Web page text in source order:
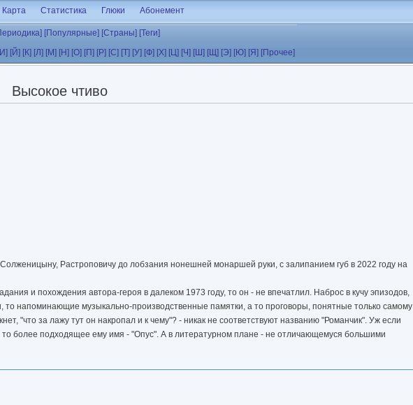
Карта Статистика Глюки Абонемент
[Популярные] [Страны] [Теги]
[Й] [К] [Л] [М] [Н] [О] [П] [Р] [С] [Т] [У] [Ф] [Х] [Ц] [Ч] [Ш] [Щ] [Э] [Ю] [Я] [Прочее]
Высокое чтиво
Растроповичу до лобзания нонешней монаршей руки, с залипанием губ в 2022 году на
и похождения автора-героя в далеком 1973 году, то он - не впечатлил. Наброс в кучу эпизодов,
то напоминающие музыкально-производственные памятки, а то проговоры, понятные только самому
"что за лажу тут он накропал и к чему"? - никак не соответствуют названию "Романчик". Уж если
более подходящее ему имя - "Опус". А в литературном плане - не отличающемуся большими